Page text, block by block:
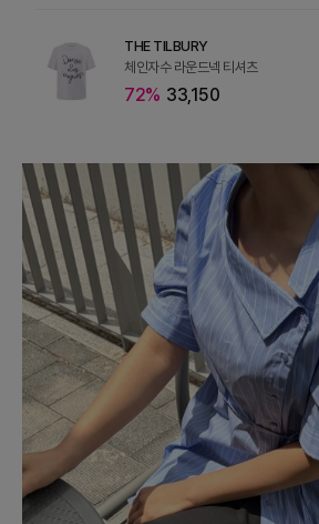
THE TILBURY
체인자수 라운드넥 티셔츠
72% 33,150